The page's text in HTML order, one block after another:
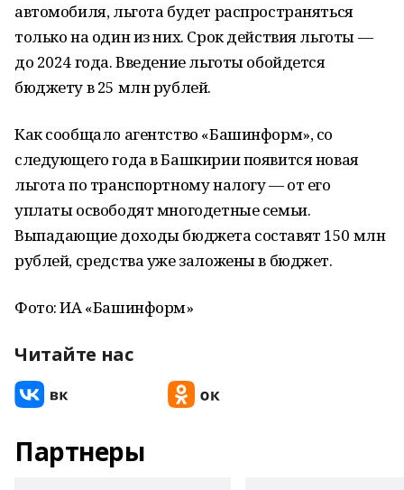
автомобиля, льгота будет распространяться
только на один из них. Срок действия льготы —
до 2024 года. Введение льготы обойдется
бюджету в 25 млн рублей.
Как сообщало агентство «Башинформ», со
следующего года в Башкирии появится новая
льгота по транспортному налогу — от его
уплаты освободят многодетные семьи.
Выпадающие доходы бюджета составят 150 млн
рублей, средства уже заложены в бюджет.
Фото: ИА «Башинформ»
Читайте нас
Партнеры